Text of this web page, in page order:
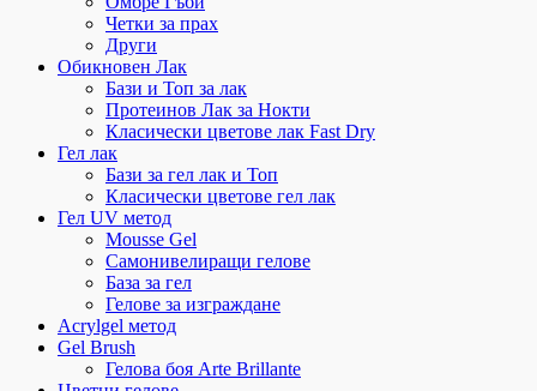
Четки за прах
Други
Обикновен Лак
Бази и Топ за лак
Протеинов Лак за Нокти
Класически цветове лак Fast Dry
Гел лак
Бази за гел лак и Топ
Класически цветове гел лак
Гел UV метод
Mousse Gel
Самонивелиращи гелове
База за гел
Гелове за изграждане
Acrylgel метод
Gel Brush
Гелова боя Arte Brillante